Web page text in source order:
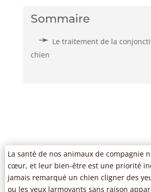
Sommaire
Le traitement de la
chien
La santé de nos animaux de compagnie
cœur, et leur bien-être est une priorité
jamais remarqué un chien cligner des
ou les yeux larmoyants sans raison